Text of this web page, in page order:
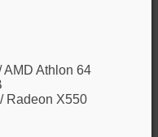
AMD Athlon 64
Radeon X550